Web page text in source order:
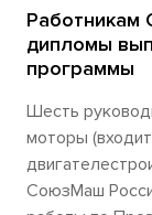
Работникам
дипломы
программы
Шесть
моторы
СоюзМаш